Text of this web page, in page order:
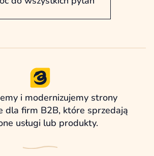
i modernizujemy strony
dla firm B2B, które sprzedają
usługi lub produkty.